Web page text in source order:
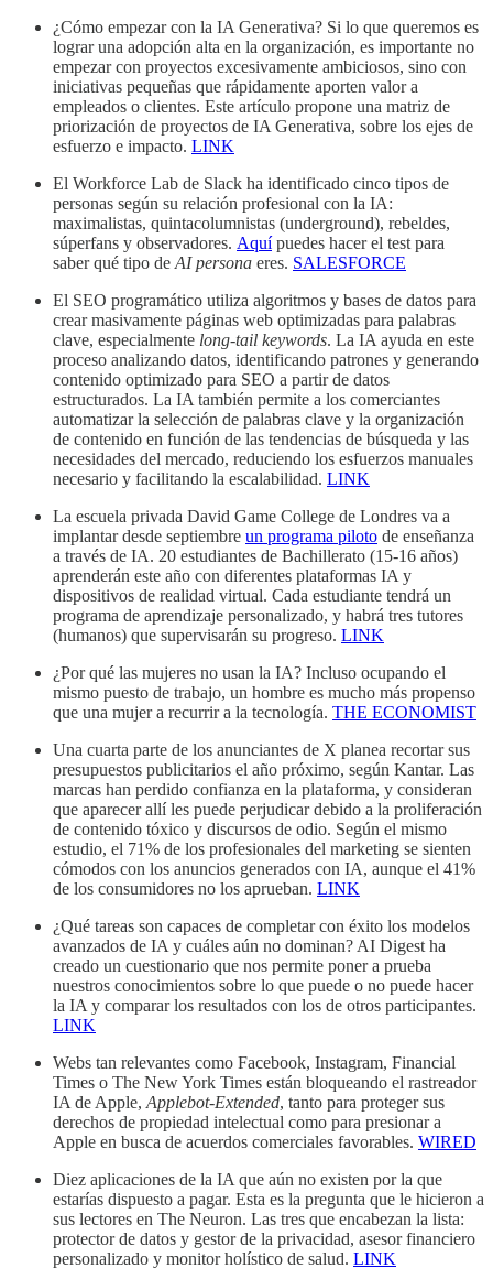
¿Cómo empezar con la IA Generativa? Si lo que queremos es
lograr una adopción alta en la organización, es importante no
empezar con proyectos excesivamente ambiciosos, sino con
iniciativas pequeñas que rápidamente aporten valor a
empleados o clientes. Este artículo propone una matriz de
priorización de proyectos de IA Generativa, sobre los ejes de
esfuerzo e impacto. LINK
El Workforce Lab de Slack ha identificado cinco tipos de
personas según su relación profesional con la IA:
maximalistas, quintacolumnistas (underground), rebeldes,
súperfans y observadores. Aquípuedes hacer el test para
saber qué tipo de AI persona eres. SALESFORCE
El SEO programático utiliza algoritmos y bases de datos para
crear masivamente páginas web optimizadas para palabras
clave, especialmente long-tail keywords. La IA ayuda en este
proceso analizando datos, identificando patrones y generando
contenido optimizado para SEO a partir de datos
estructurados. La IA también permite a los comerciantes
automatizar la selección de palabras clave y la organización
de contenido en función de las tendencias de búsqueda y las
necesidades del mercado, reduciendo los esfuerzos manuales
necesario y facilitando la escalabilidad. LINK
La escuela privada David Game College de Londres va a
implantar desde septiembre un programa piloto de enseñanza
a través de IA. 20 estudiantes de Bachillerato (15-16 años)
aprenderán este año con diferentes plataformas IA y
dispositivos de realidad virtual. Cada estudiante tendrá un
programa de aprendizaje personalizado, y habrá tres tutores
(humanos) que supervisarán su progreso. LINK
¿Por qué las mujeres no usan la IA? Incluso ocupando el
mismo puesto de trabajo, un hombre es mucho más propenso
que una mujer a recurrir a la tecnología. THE ECONOMIST
Una cuarta parte de los anunciantes de X planea recortar sus
presupuestos publicitarios el año próximo, según Kantar. Las
marcas han perdido confianza en la plataforma, y consideran
que aparecer allí les puede perjudicar debido a la proliferación
de contenido tóxico y discursos de odio. Según el mismo
estudio, el 71% de los profesionales del marketing se sienten
cómodos con los anuncios generados con IA, aunque el 41%
de los consumidores no los aprueban. LINK
¿Qué tareas son capaces de completar con éxito los modelos
avanzados de IA y cuáles aún no dominan? AI Digest ha
creado un cuestionario que nos permite poner a prueba
nuestros conocimientos sobre lo que puede o no puede hacer
la IA y comparar los resultados con los de otros participantes.
LINK
Webs tan relevantes como Facebook, Instagram, Financial
Times o The New York Times están bloqueando el rastreador
IA de Apple, Applebot-Extended, tanto para proteger sus
derechos de propiedad intelectual como para presionar a
Apple en busca de acuerdos comerciales favorables. WIRED
Diez aplicaciones de la IA que aún no existen por la que
estarías dispuesto a pagar. Esta es la pregunta que le hicieron a
sus lectores en The Neuron. Las tres que encabezan la lista:
protector de datos y gestor de la privacidad, asesor financiero
personalizado y monitor holístico de salud. LINK